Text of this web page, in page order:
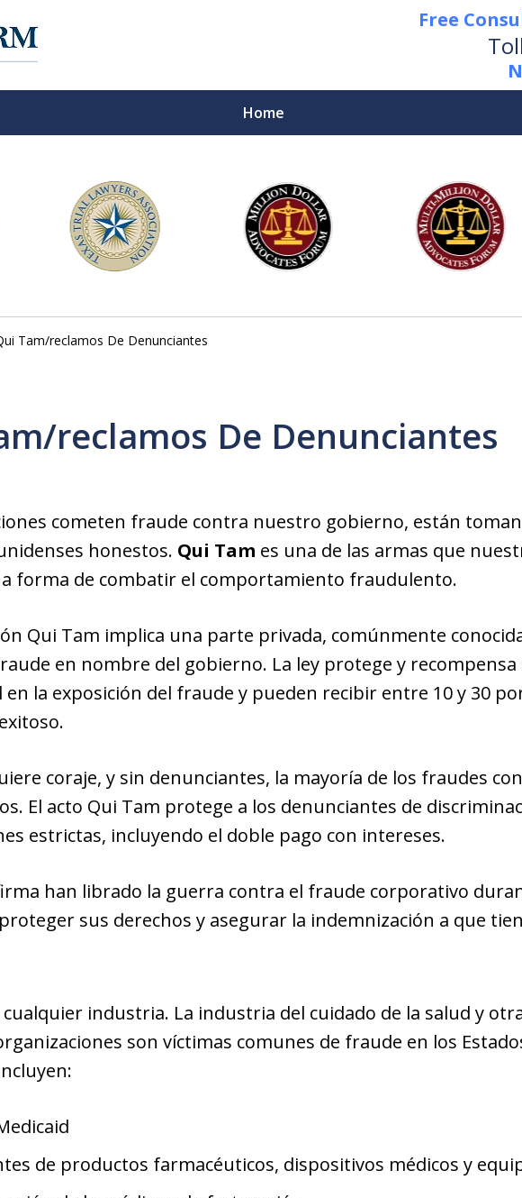
Free
Home
Experience on
Tam/reclamos De Denunciantes
reclamos De Denunciantes
cometen fraude contra nuestro gobierno, están
honestos. Qui Tam es una de las armas que
forma de combatir el comportamiento fraudulento.
Qui Tam implica una parte privada, comúnmente
en nombre del gobierno. La ley protege y recompensa
la exposición del fraude y pueden recibir entre 10 y 30
coraje, y sin denunciantes, la mayoría de los fraudes
El acto Qui Tam protege a los denunciantes de
estrictas, incluyendo el doble pago con intereses.
han librado la guerra contra el fraude corporativo
sus derechos y asegurar la indemnización a que
industria. La industria del cuidado de la salud y
son víctimas comunes de fraude en los
de productos farmacéuticos, dispositivos médicos y